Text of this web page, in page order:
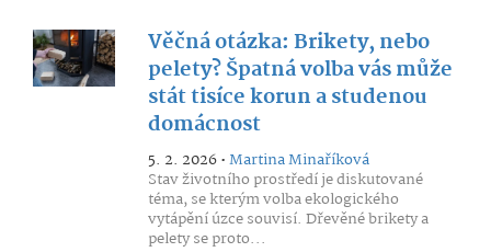
Věčná otázka: Brikety, nebo
pelety? Špatná volba vás může
stát tisíce korun a studenou
domácnost
5. 2. 2026 •Martina Minaříková
Stav životního prostředí je diskutované
téma, se kterým volba ekologického
vytápění úzce souvisí. Dřevěné brikety a
pelety se proto...